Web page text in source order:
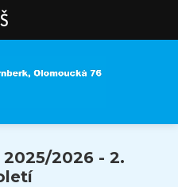
2025/2026 - 2.